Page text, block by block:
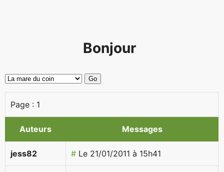
Bonjour
Page : 1
Auteurs Messages
jess82 # Le 21/01/2011 à 15h41